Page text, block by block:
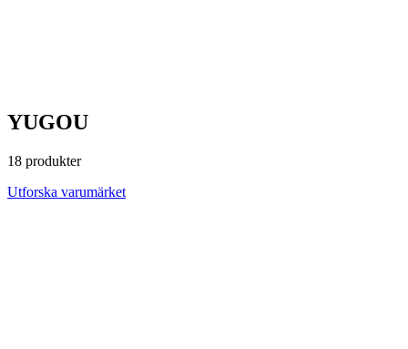
YUGOU
18 produkter
Utforska varumärket